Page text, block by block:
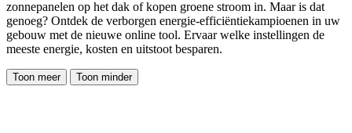
zonnepanelen op het dak of kopen groene stroom in. Maar is dat
genoeg? Ontdek de verborgen energie-efficiëntiekampioenen in uw
gebouw met de nieuwe online tool. Ervaar welke instellingen de
meeste energie, kosten en uitstoot besparen.
Toon meer Toon minder